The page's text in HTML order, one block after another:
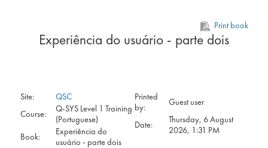
Print book
Experiência do usuário - parte dois
Site:
QSC
Course:
Q-SYS Level 1 Training
(Portuguese)
Book:
Experiência do
usuário - parte dois
Printed
by:
Guest user
Date:
Thursday, 6 August
2026, 1:31 PM